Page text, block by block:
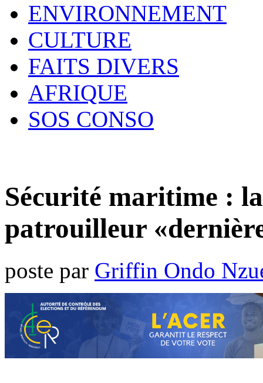
ENVIRONNEMENT
CULTURE
FAITS DIVERS
AFRIQUE
SOS CONSO
Sécurité maritime :
patrouilleur
poste par Griffin Ondo